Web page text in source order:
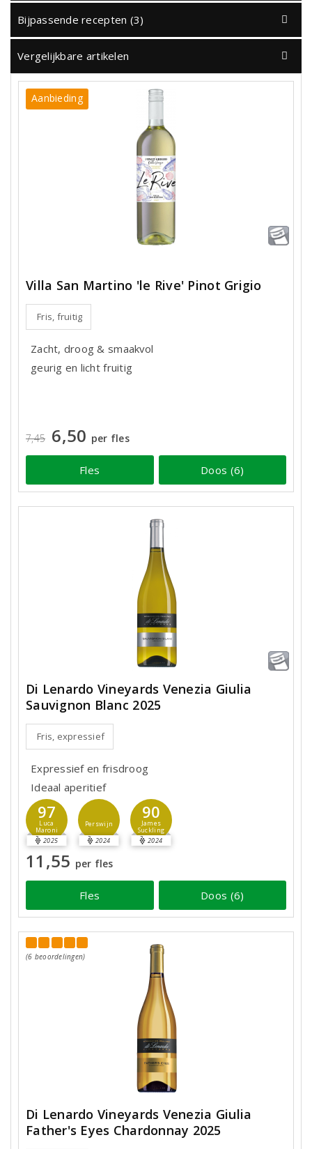
Bijpassende recepten (3)
Vergelijkbare artikelen
Aanbieding
Villa San Martino 'le Rive' Pinot Grigio
Fris, fruitig
Zacht, droog & smaakvol
geurig en licht fruitig
7,45 6,50 per fles
Fles Doos (6)
Di Lenardo Vineyards Venezia Giulia
Sauvignon Blanc 2025
Fris, expressief
Expressief en frisdroog
Ideaal aperitief
97
Luca
Maroni
2025
Perswijn
2024
90
James
Suckling
2024
11,55 per fles
Fles Doos (6)
(6 beoordelingen)
Di Lenardo Vineyards Venezia Giulia
Father's Eyes Chardonnay 2025